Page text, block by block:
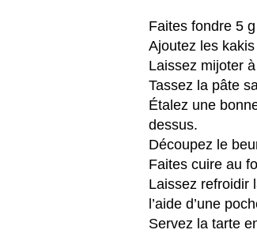
Faites fondre 5
Ajoutez les
Laissez mijoter
Tassez la pâte
Étalez une
dessus.
Découpez le
Faites cuire au
Laissez refroidir
l’aide d’une
Servez la tarte